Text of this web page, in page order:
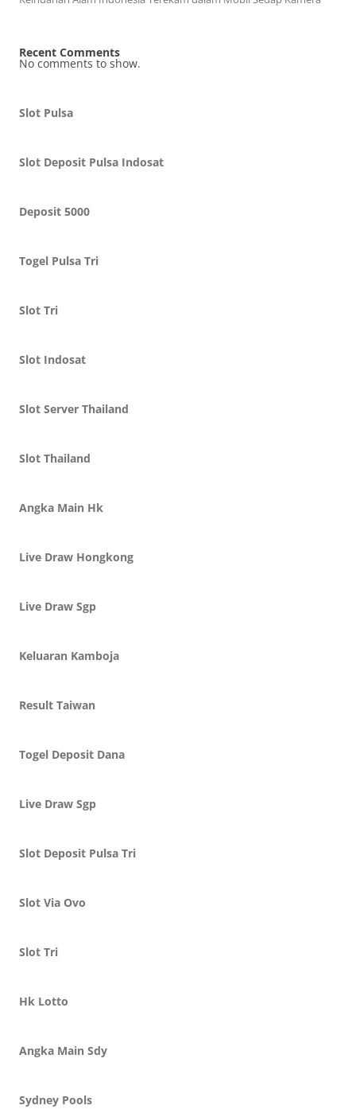
Recent Comments
No comments to show.
Slot Pulsa
Slot Deposit Pulsa Indosat
Deposit 5000
Togel Pulsa Tri
Slot Tri
Slot Indosat
Slot Server Thailand
Slot Thailand
Angka Main Hk
Live Draw Hongkong
Live Draw Sgp
Keluaran Kamboja
Result Taiwan
Togel Deposit Dana
Live Draw Sgp
Slot Deposit Pulsa Tri
Slot Via Ovo
Slot Tri
Hk Lotto
Angka Main Sdy
Sydney Pools